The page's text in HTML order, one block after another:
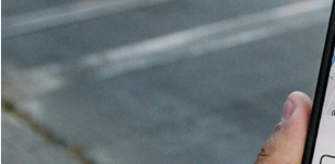
es
modificado
sin